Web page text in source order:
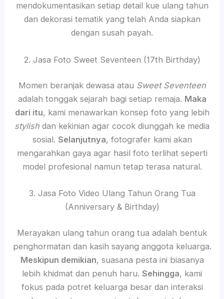
mendokumentasikan setiap detail kue ulang tahun
dan dekorasi tematik yang telah Anda siapkan
dengan susah payah.
2. Jasa Foto Sweet Seventeen (17th Birthday)
Momen beranjak dewasa atau Sweet Seventeen
adalah tonggak sejarah bagi setiap remaja. Maka
dari itu, kami menawarkan konsep foto yang lebih
stylish dan kekinian agar cocok diunggah ke media
sosial. Selanjutnya, fotografer kami akan
mengarahkan gaya agar hasil foto terlihat seperti
model profesional namun tetap terasa natural.
3. Jasa Foto Video Ulang Tahun Orang Tua
(Anniversary & Birthday)
Merayakan ulang tahun orang tua adalah bentuk
penghormatan dan kasih sayang anggota keluarga.
Meskipun demikian, suasana pesta ini biasanya
lebih khidmat dan penuh haru. Sehingga, kami
fokus pada potret keluarga besar dan interaksi